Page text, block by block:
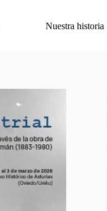
Nuestra historia